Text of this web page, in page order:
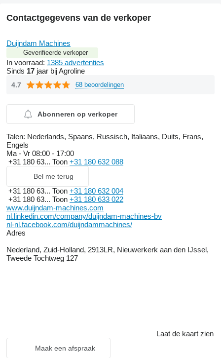
Contactgegevens van de verkoper
Duijndam Machines
Geverifieerde verkoper
In voorraad: 1385 advertenties
Sinds 17 jaar bij Agroline
4.7 68 beoordelingen
Abonneren op verkoper
Talen: Nederlands, Spaans, Russisch, Italiaans, Duits, Frans,
Engels
Ma - Vr 08:00 - 17:00
+31 180 63... Toon +31 180 632 088
Bel me terug
+31 180 63... Toon +31 180 632 004
+31 180 63... Toon +31 180 633 022
www.duijndam-machines.com
nl.linkedin.com/company/duijndam-machines-bv
nl-nl.facebook.com/duijndammachines/
Adres
Nederland, Zuid-Holland, 2913LR, Nieuwerkerk aan den IJssel,
Tweede Tochtweg 127
Laat de kaart zien
Maak een afspraak